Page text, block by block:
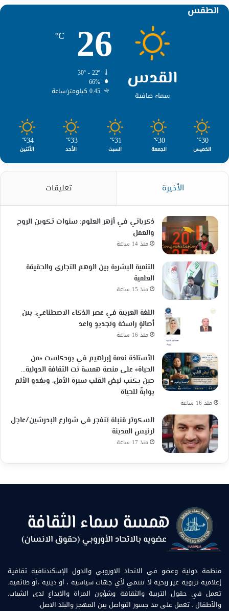
الطقس
القدس
سماء صافية
26
℃
66%
0.45 كيلومتر/ساعة
30
℃
الخميس
30
℃
الجمعة
31
℃
السبت
33
℃
الأحد
34
℃
الأثنين
الأخيرة تعليقات
ذكرياتي في أزهر العلوم: سنوات تكوين الروح
والعقل
منذ 14 ساعة
التنمية البشرية بين الوهم التجاري والحقيقة
العلمية
منذ 15 ساعة
اللغة العربية في عصر الذكاء الاصطناعي: بين
أصالةٍ راسخة وتجديدٍ واعد
منذ 16 ساعة
الأستاذة نعمة إبراهيم في بودكاست «من
الحياة» على منصة همسة نت الثقافة الدولية…
حين يكتب نبض القلب سيرة الأمل، ويغدو الألم
بوابةً للحياة
منذ 16 ساعة
السكوتر قنبلة تنفجر في شوارع البدرشين/عاجل
لرئيس المدينة
منذ 17 ساعة
منظمة دولية وعضو في الاتحاد الاوروبي والدول الإسكندنافية ثقافية
إعلامية تربوية غير ربحية لا تنتمي لأي جهات سياسية ، او دينية ،أو طائفية.
تعمل في حقول التربية والثقافة وشؤون المراة والابداع لدى الشباب.
والأطفال . تعمل على مد جسور التواصل بين المهجر والبلد الاصل.